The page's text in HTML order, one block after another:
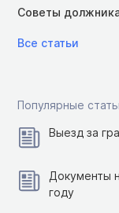
Советы
Все статьи
Популярные
Выезд за
Документы
году